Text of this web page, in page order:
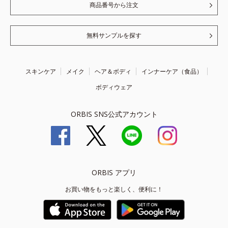
商品番号から注文
無料サンプルを探す
スキンケア メイク ヘア＆ボディ
インナーケア（食品）
ボディウェア
ORBIS SNS公式アカウント
ORBIS アプリ
お買い物をもっと楽しく、便利に！